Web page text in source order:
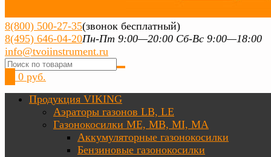
8(800) 500-27-35(звонок бесплатный)
8(495) 646-04-20Пн-Пт 9:00—20:00 Сб-Вс 9:00—18:00
info@tvoiinstrument.ru
0 руб.
Продукция VIKING
Аэраторы газонов LB, LE
Газонокосилки ME, MB, MI, MA
Аккумуляторные газонокосилки
Бензиновые газонокосилки